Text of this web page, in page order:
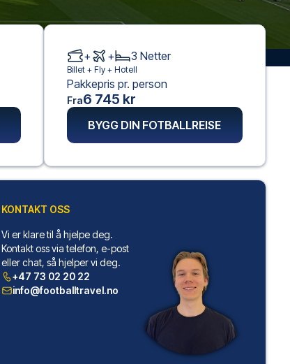
+ + 3 Netter
Billet + Fly+ Hotell
Pakkepris pr. person
Fra6 745 kr
BYGG DIN FOTBALLREISE
KONTAKT OSS
Vi er klare til å hjelpe deg.
Kontakt oss via telefon, e-post
eller chat, så hjelper vi deg.
+47 73 02 20 22
info@footballtravel.no